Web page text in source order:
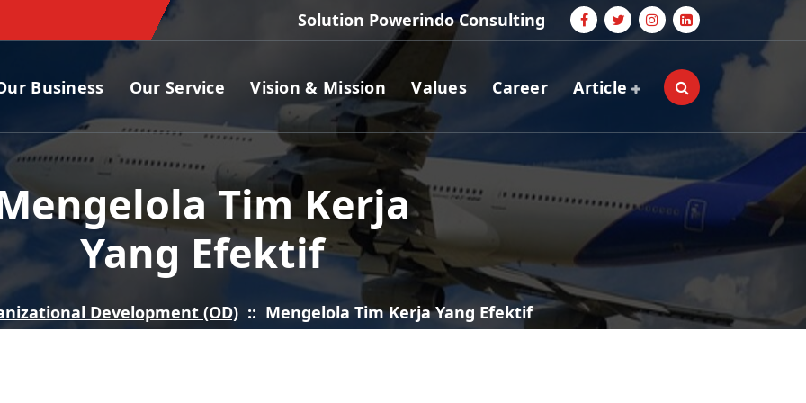
Solution Powerindo Consulting
Business Our Service Vision & Mission Values Career Article
Tim Kerja
Yang Efektif
Development (OD):: Mengelola Tim Kerja Yang Efektif